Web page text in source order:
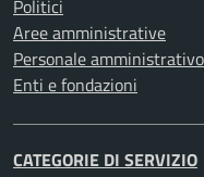
Politici
Aree amministrative
Personale amministrativo
Enti e fondazioni
CATEGORIE DI SERVIZIO